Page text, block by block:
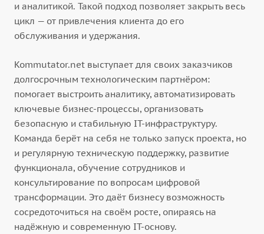
и аналитикой. Такой подход позволяет закрыть весь
цикл — от привлечения клиента до его
обслуживания и удержания.
Kommutator.net выступает для своих заказчиков
долгосрочным технологическим партнёром:
помогает выстроить аналитику, автоматизировать
ключевые бизнес-процессы, организовать
безопасную и стабильную IT-инфраструктуру.
Команда берёт на себя не только запуск проекта, но
и регулярную техническую поддержку, развитие
функционала, обучение сотрудников и
консультирование по вопросам цифровой
трансформации. Это даёт бизнесу возможность
сосредоточиться на своём росте, опираясь на
надёжную и современную IT-основу.